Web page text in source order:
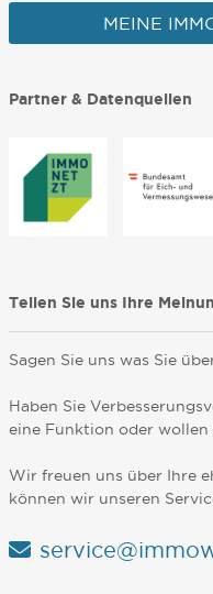
MEINE
Partner & Datenquellen
Teilen Sie uns Ihre
Sagen Sie uns was Sie
Haben Sie
eine Funktion oder wollen
Wir freuen uns über Ihre
können wir unseren